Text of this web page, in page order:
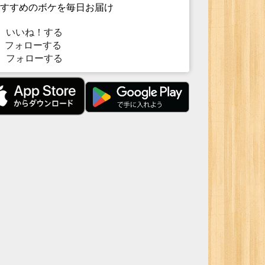
すめのボケを毎日お届け
いいね！する
ォローする
フォローする